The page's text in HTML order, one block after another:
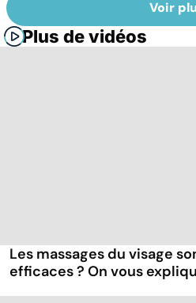
Voir
Plus de vidéos
Les massages du visage
efficaces ? On vous